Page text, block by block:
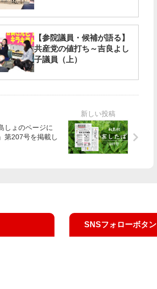
【参院議員・候補が語る】
共産党の値打ち～吉良よし
子議員（上）
しょのページに
第207号を掲載し
SNSフォローボタン